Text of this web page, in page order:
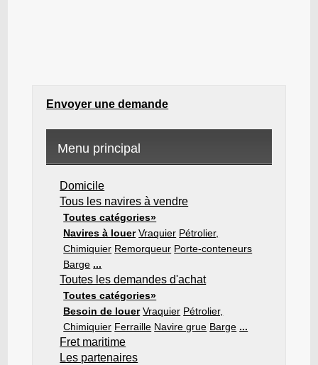
Envoyer une demande
Menu principal
Domicile
Tous les navires à vendre
Toutes catégories»
Navires à louer Vraquier Pétrolier,
Chimiquier Remorqueur Porte-conteneurs
Barge ...
Toutes les demandes d'achat
Toutes catégories»
Besoin de louer Vraquier Pétrolier,
Chimiquier Ferraille Navire grue Barge ...
Fret maritime
Les partenaires